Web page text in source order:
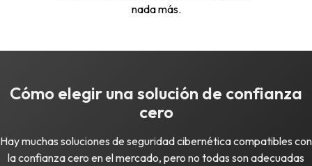
nada más.
Cómo elegir una solución de confianza
cero
Hay muchas soluciones de seguridad cibernética compatibles con
la confianza cero en el mercado, pero no todas son adecuadas